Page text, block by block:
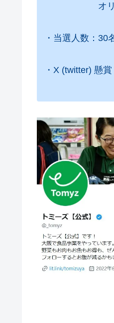
オリジナル
・当選人数：30
・X (twitter) 懸賞